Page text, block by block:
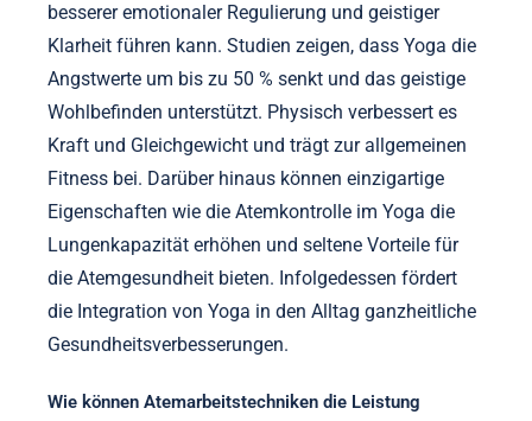
besserer emotionaler Regulierung und geistiger
Klarheit führen kann. Studien zeigen, dass Yoga die
Angstwerte um bis zu 50 % senkt und das geistige
Wohlbefinden unterstützt. Physisch verbessert es
Kraft und Gleichgewicht und trägt zur allgemeinen
Fitness bei. Darüber hinaus können einzigartige
Eigenschaften wie die Atemkontrolle im Yoga die
Lungenkapazität erhöhen und seltene Vorteile für
die Atemgesundheit bieten. Infolgedessen fördert
die Integration von Yoga in den Alltag ganzheitliche
Gesundheitsverbesserungen.
Wie können Atemarbeitstechniken die Leistung